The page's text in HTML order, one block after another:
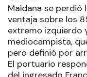
Maidana se perdió
ventaja sobre los
extremo izquierdo
mediocampista,
pero definió por
El portuario